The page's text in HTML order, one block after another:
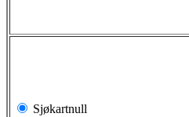
Sjøkartnull